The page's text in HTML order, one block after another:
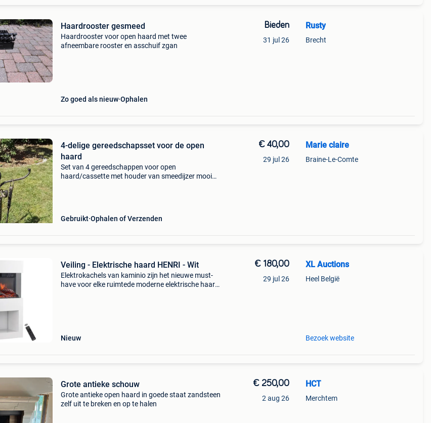
Haardrooster gesmeed
Haardrooster voor open haard met twee
afneembare rooster en asschuif zgan
Zo goed als nieuw Ophalen
Bieden
31 jul 26
Rusty
Brecht
4-delige gereedschapsset voor de open
haard
Set van 4 gereedschappen voor open
haard/cassette met houder van smeedijzer mooi
Gebruikt Ophalen of Verzenden
€ 40,00
29 jul 26
Marie claire
Braine-Le-Comte
Veiling - Elektrische haard HENRI - Wit
Elektrokachels van kaminio zijn het nieuwe must-
have voor elke ruimtede moderne elektrische haard
Nieuw
€ 180,00
29 jul 26
XL Auctions
Heel België
Bezoek website
Grote antieke schouw
Grote antieke open haard in goede staat zandsteen
zelf uit te breken en op te halen
€ 250,00
2 aug 26
HCT
Merchtem